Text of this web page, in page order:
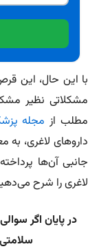
با این حال، این
مشکلاتی نظیر
مطلب از مجله
داروهای لاغری، به
جانبی آن‌ها
لاغری را شرح می‎‌‌‌دهیم.
در پایان اگر